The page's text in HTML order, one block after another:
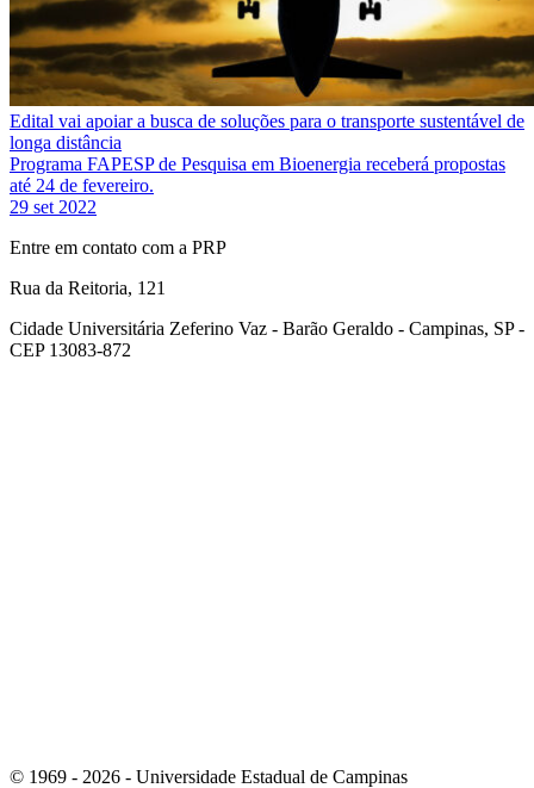
Edital vai apoiar a busca de soluções para o transporte sustentável de
longa distância
Programa FAPESP de Pesquisa em Bioenergia receberá propostas
até 24 de fevereiro.
29 set 2022
Entre em contato com a PRP
Rua da Reitoria, 121
Cidade Universitária Zeferino Vaz - Barão Geraldo - Campinas, SP -
CEP 13083-872
© 1969 - 2026 - Universidade Estadual de Campinas